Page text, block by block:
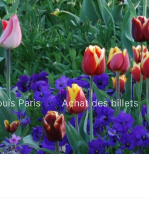
Paris Achat des billets